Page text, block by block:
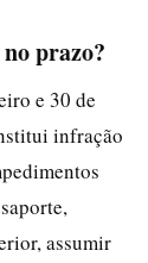
prazo?
e 30 de
infração
assumir